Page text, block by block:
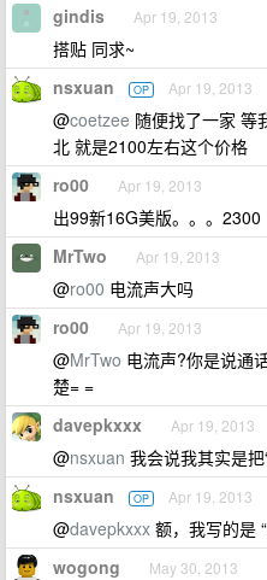
gindis Apr 19, 2013
搭贴 同求~
nsxuan OP Apr 19, 2013
@coetzee 随便找了一家 等
北 就是2100左右这个价格
ro00 Apr 19, 2013
出99新16G美版。。。2300
MrTwo Apr 19, 2013
@ro00 电流声大吗
ro00 Apr 19, 2013
@MrTwo 电流声?你是说通
楚= =
davepkxxx Apr 19, 2013
@nsxuan 我会说我其实是
nsxuan OP Apr 19, 2013
@davepkxxx 额，我写的是
wogong May 30, 2013